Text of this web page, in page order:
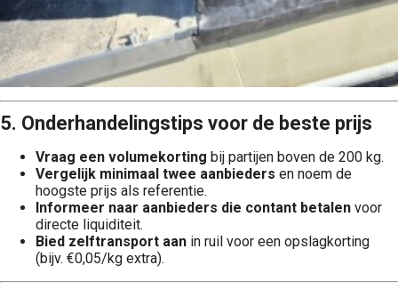
5. Onderhandelingstips voor de beste prijs
Vraag een volumekorting bij partijen boven de 200 kg.
Vergelijk minimaal twee aanbieders en noem de
hoogste prijs als referentie.
Informeer naar aanbieders die contant betalen voor
directe liquiditeit.
Bied zelftransport aan in ruil voor een opslagkorting
(bijv. €0,05/kg extra).